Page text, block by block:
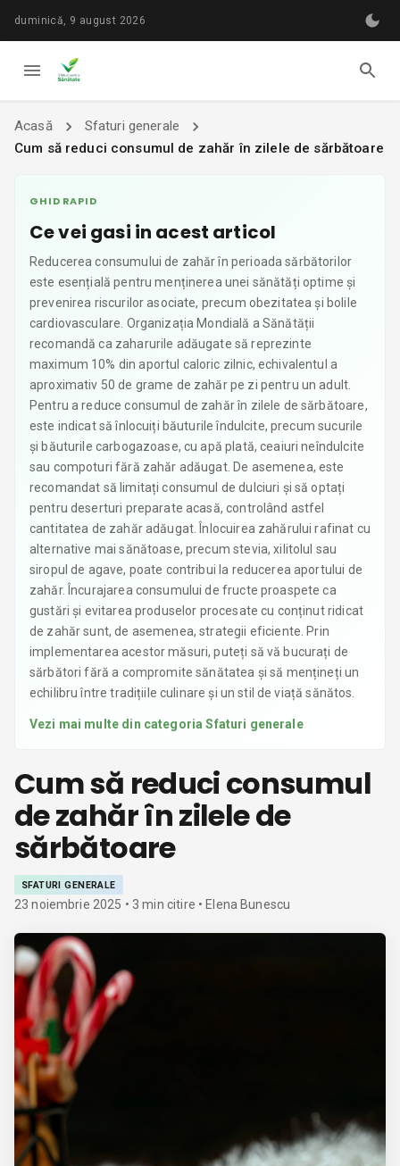
duminică, 9 august 2026
Acasă
Sfaturi generale
Cum să reduci consumul de zahăr în zilele de sărbătoare
GHID RAPID
Ce vei gasi in acest articol
Reducerea consumului de zahăr în perioada sărbătorilor
este esențială pentru menținerea unei sănătăți optime și
prevenirea riscurilor asociate, precum obezitatea și bolile
cardiovasculare. Organizația Mondială a Sănătății
recomandă ca zaharurile adăugate să reprezinte
maximum 10% din aportul caloric zilnic, echivalentul a
aproximativ 50 de grame de zahăr pe zi pentru un adult.
Pentru a reduce consumul de zahăr în zilele de sărbătoare,
este indicat să înlocuiți băuturile îndulcite, precum sucurile
și băuturile carbogazoase, cu apă plată, ceaiuri neîndulcite
sau compoturi fără zahăr adăugat. De asemenea, este
recomandat să limitați consumul de dulciuri și să optați
pentru deserturi preparate acasă, controlând astfel
cantitatea de zahăr adăugat. Înlocuirea zahărului rafinat cu
alternative mai sănătoase, precum stevia, xilitolul sau
siropul de agave, poate contribui la reducerea aportului de
zahăr. Încurajarea consumului de fructe proaspete ca
gustări și evitarea produselor procesate cu conținut ridicat
de zahăr sunt, de asemenea, strategii eficiente. Prin
implementarea acestor măsuri, puteți să vă bucurați de
sărbători fără a compromite sănătatea și să mențineți un
echilibru între tradițiile culinare și un stil de viață sănătos.
Vezi mai multe din categoriaSfaturi generale
Cum să reduci consumul
de zahăr în zilele de
sărbătoare
SFATURI GENERALE
23 noiembrie 2025 • 3 min citire • Elena Bunescu